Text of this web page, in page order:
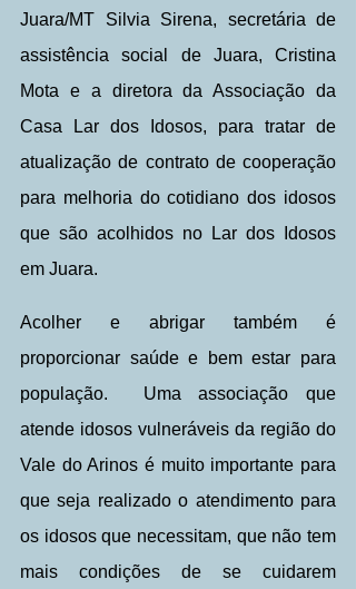
Juara/MT Silvia Sirena, secretária de
assistência social de Juara, Cristina
Mota e a diretora da Associação da
Casa Lar dos Idosos, para tratar de
atualização de contrato de cooperação
para melhoria do cotidiano dos idosos
que são acolhidos no Lar dos Idosos
em Juara.
Acolher e abrigar também é
proporcionar saúde e bem estar para
população.  Uma associação que
atende idosos vulneráveis da região do
Vale do Arinos é muito importante para
que seja realizado o atendimento para
os idosos que necessitam, que não tem
mais condições de se cuidarem